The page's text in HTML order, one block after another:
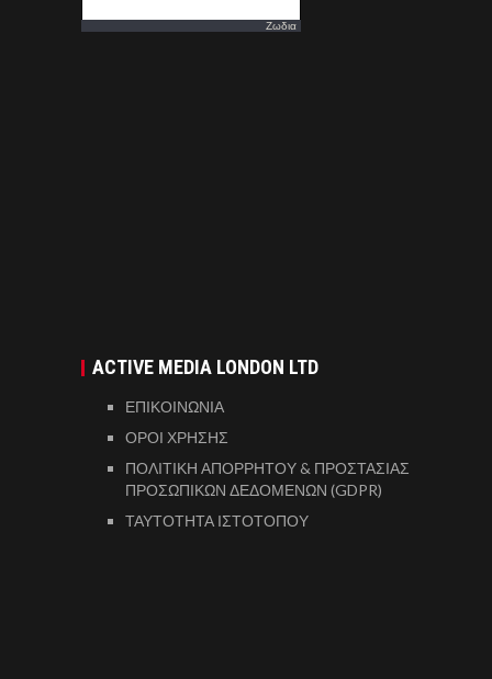
Ζωδια
ACTIVE MEDIA LONDON LTD
ΕΠΙΚΟΙΝΩΝΙΑ
ΟΡΟΙ ΧΡΗΣΗΣ
ΠΟΛΙΤΙΚΗ ΑΠΟΡΡΗΤΟΥ & ΠΡΟΣΤΑΣΙΑΣ
ΠΡΟΣΩΠΙΚΩΝ ΔΕΔΟΜΕΝΩΝ (GDPR)
ΤΑΥΤΟΤΗΤΑ ΙΣΤΟΤΟΠΟΥ